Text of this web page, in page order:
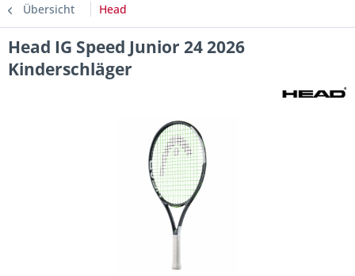
Übersicht Head
Head IG Speed Junior 24 2026
Kinderschläger